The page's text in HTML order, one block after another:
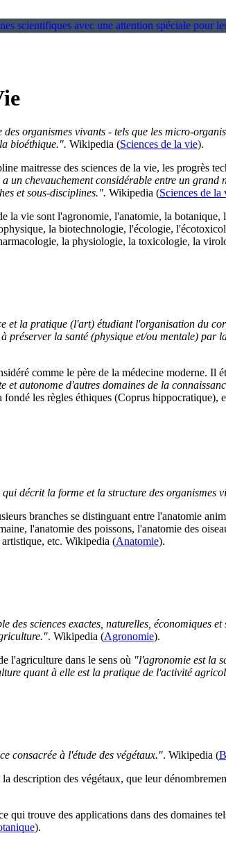
des organismes vivants - tels que les micro-
bioéthique.". Wikipedia (Sciences de la vie).
maitresse des sciences de la vie, les progrès
un chevauchement considérable entre un grand
et sous-disciplines.". Wikipedia (Sciences de la
la vie sont l'agronomie, l'anatomie, la
la biotechnologie, l'écologie,
la physiologie, la toxicologie, la
et la pratique (l'art) étudiant l'organisation du
préserver la santé (physique et/ou mentale)
comme le père de la médecine moderne. Il
et autonome d'autres domaines de la
les règles éthiques (Coprus hippocratique),
qui décrit la forme et la structure des organismes
branches se distinguant entre l'anatomie
l'anatomie des poissons, l'anatomie des
etc. Wikipedia (Anatomie).
des sciences exactes, naturelles, économiques
. Wikipedia (Agronomie).
l'agriculture dans le sens où "l'agronomie est la
quant à elle est la pratique de l'activité
consacrée à l'étude des végétaux.". Wikipedia (
description des végétaux, que leur
qui trouve des applications dans des domaines
).